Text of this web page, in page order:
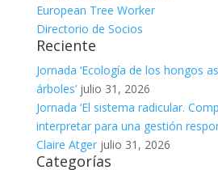
European Tree Worker
Directorio de Socios
Reciente
Jornada ‘Ecología de los hongos
árboles’ julio 31, 2026
Jornada ‘El sistema radicular.
interpretar para una gestión
Claire Atger julio 31, 2026
Categorías